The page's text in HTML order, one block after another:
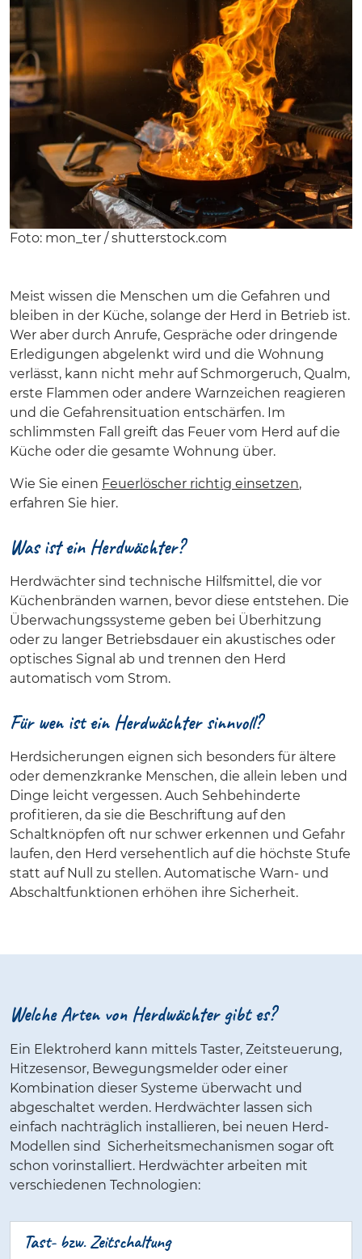
Foto: mon_ter / shutterstock.com
Meist wissen die Menschen um die Gefahren und
bleiben in der Küche, solange der Herd in Betrieb ist.
Wer aber durch Anrufe, Gespräche oder dringende
Erledigungen abgelenkt wird und die Wohnung
verlässt, kann nicht mehr auf Schmorgeruch, Qualm,
erste Flammen oder andere Warnzeichen reagieren
und die Gefahrensituation entschärfen. Im
schlimmsten Fall greift das Feuer vom Herd auf die
Küche oder die gesamte Wohnung über.
Wie Sie einen Feuerlöscher richtig einsetzen,
erfahren Sie hier.
Was ist ein Herdwächter?
Herdwächter sind technische Hilfsmittel, die vor
Küchenbränden warnen, bevor diese entstehen. Die
Überwachungssysteme geben bei Überhitzung
oder zu langer Betriebsdauer ein akustisches oder
optisches Signal ab und trennen den Herd
automatisch vom Strom.
Für wen ist ein Herdwächter sinnvoll?
Herdsicherungen eignen sich besonders für ältere
oder demenzkranke Menschen, die allein leben und
Dinge leicht vergessen. Auch Sehbehinderte
profitieren, da sie die Beschriftung auf den
Schaltknöpfen oft nur schwer erkennen und Gefahr
laufen, den Herd versehentlich auf die höchste Stufe
statt auf Null zu stellen. Automatische Warn- und
Abschaltfunktionen erhöhen ihre Sicherheit.
Welche Arten von Herdwächter gibt es?
Ein Elektroherd kann mittels Taster, Zeitsteuerung,
Hitzesensor, Bewegungsmelder oder einer
Kombination dieser Systeme überwacht und
abgeschaltet werden. Herdwächter lassen sich
einfach nachträglich installieren, bei neuen Herd-
Modellen sind Sicherheitsmechanismen sogar oft
schon vorinstalliert. Herdwächter arbeiten mit
verschiedenen Technologien:
Tast- bzw. Zeitschaltung